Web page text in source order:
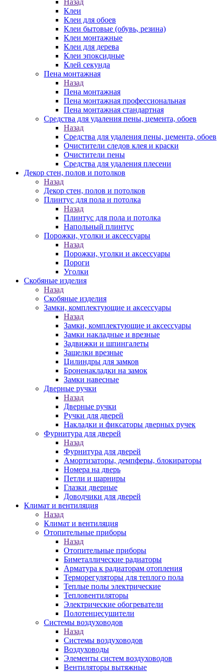
Назад
Клеи
Клеи для обоев
Клеи бытовые (обувь, резина)
Клеи монтажные
Клеи для дерева
Клеи эпоксидные
Клей секунда
Пена монтажная
Назад
Пена монтажная
Пена монтажная профессиональная
Пена монтажная стандартная
Средства для удаления пены, цемента, обоев
Назад
Средства для удаления пены, цемента, обоев
Очистители следов клея и краски
Очистители пены
Средства для удаления плесени
Декор стен, полов и потолков
Назад
Декор стен, полов и потолков
Плинтус для пола и потолка
Назад
Плинтус для пола и потолка
Напольный плинтус
Порожки, уголки и аксессуары
Назад
Порожки, уголки и аксессуары
Пороги
Уголки
Скобяные изделия
Назад
Скобяные изделия
Замки, комплектующие и аксессуары
Назад
Замки, комплектующие и аксессуары
Замки накладные и врезные
Задвижки и шпингалеты
Защелки врезные
Цилиндры для замков
Броненакладки на замок
Замки навесные
Дверные ручки
Назад
Дверные ручки
Ручки для дверей
Накладки и фиксаторы дверных ручек
Фурнитура для дверей
Назад
Фурнитура для дверей
Амортизаторы, демпферы, блокираторы
Номера на дверь
Петли и шарниры
Глазки дверные
Доводчики для дверей
Климат и вентиляция
Назад
Климат и вентиляция
Отопительные приборы
Назад
Отопительные приборы
Биметаллические радиаторы
Арматура к радиаторам отопления
Терморегуляторы для теплого пола
Теплые полы электрические
Тепловентиляторы
Электрические обогреватели
Полотенцесушители
Системы воздуховодов
Назад
Системы воздуховодов
Воздуховоды
Элементы систем воздуховодов
Вентиляторы вытяжные